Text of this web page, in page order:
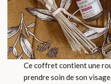
Ce coffret contient une
prendre soin de son